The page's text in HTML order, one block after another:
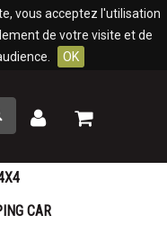
vous acceptez l'utilisation
de votre visite et de
OK
Rechercher
Mon
Mon
CAR